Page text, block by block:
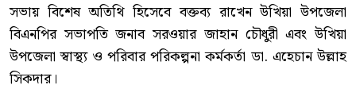
‎সভায় বিশেষ অতিথি হিসেবে বক্তব্য রাখেন উখিয়া উপজেলা
বিএনপির সভাপতি জনাব সরওয়ার জাহান চৌধুরী এবং উখিয়া
উপজেলা স্বাস্থ্য ও পরিবার পরিকল্পনা কর্মকর্তা ডা. এহেচান উল্লাহ
সিকদার।